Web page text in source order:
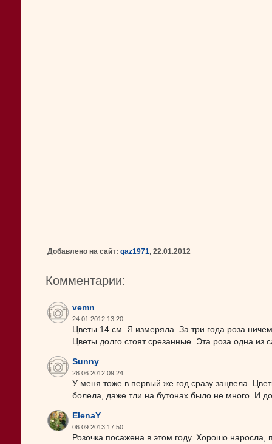
Добавлено на сайт: qaz1971, 22.01.2012
Комментарии:
vemn
24.01.2012 13:20
Цветы 14 см. Я измеряла. За три года роза
Цветы долго стоят срезанные. Эта роза одна
Sunny
28.06.2012 09:24
У меня тоже в первый же год сразу зацвела.
болела, даже тли на бутонах было не много. И
ElenaY
06.09.2013 17:50
Розочка посажена в этом году. Хорошо наросла,